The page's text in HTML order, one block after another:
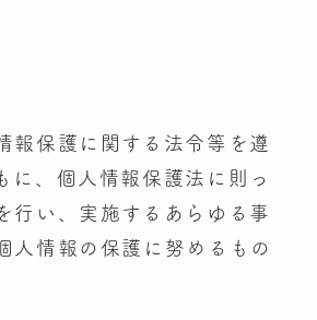
報保護に関する法令等を遵
に、個人情報保護法に則っ
行い、実施するあらゆる事
人情報の保護に努めるもの